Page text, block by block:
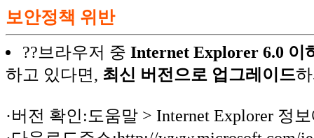
보안정책 위반
??브라우저 중 Internet Explorer 6.0 이
하고 있다면, 최신 버전으로 업그레이드
·버전 확인:도움말 > Internet Explorer 정